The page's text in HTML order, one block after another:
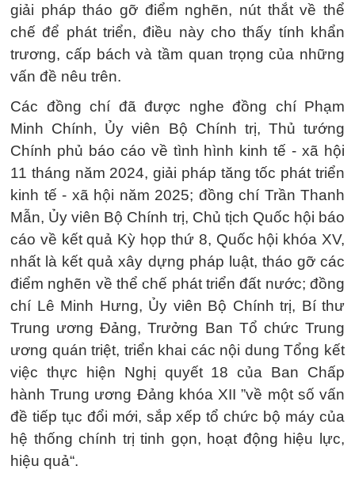
giải pháp tháo gỡ điểm nghẽn, nút thắt về thể
chế để phát triển, điều này cho thấy tính khẩn
trương, cấp bách và tầm quan trọng của những
vấn đề nêu trên.
Các đồng chí đã được nghe đồng chí Phạm
Minh Chính, Ủy viên Bộ Chính trị, Thủ tướng
Chính phủ báo cáo về tình hình kinh tế - xã hội
11 tháng năm 2024, giải pháp tăng tốc phát triển
kinh tế - xã hội năm 2025; đồng chí Trần Thanh
Mẫn, Ủy viên Bộ Chính trị, Chủ tịch Quốc hội báo
cáo về kết quả Kỳ họp thứ 8, Quốc hội khóa XV,
nhất là kết quả xây dựng pháp luật, tháo gỡ các
điểm nghẽn về thể chế phát triển đất nước; đồng
chí Lê Minh Hưng, Ủy viên Bộ Chính trị, Bí thư
Trung ương Đảng, Trưởng Ban Tổ chức Trung
ương quán triệt, triển khai các nội dung Tổng kết
việc thực hiện Nghị quyết 18 của Ban Chấp
hành Trung ương Đảng khóa XII ”về một số vấn
đề tiếp tục đổi mới, sắp xếp tổ chức bộ máy của
hệ thống chính trị tinh gọn, hoạt động hiệu lực,
hiệu quả“.